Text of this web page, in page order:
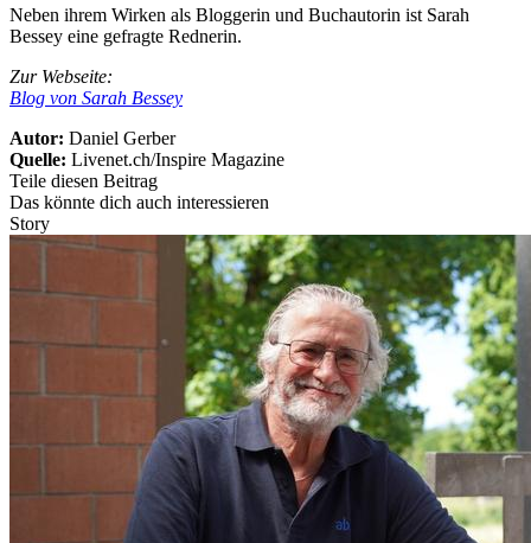
Neben ihrem Wirken als Bloggerin und Buchautorin ist Sarah
Bessey eine gefragte Rednerin.
Zur Webseite:
Blog von Sarah Bessey
Autor: Daniel Gerber
Quelle: Livenet.ch/Inspire Magazine
Teile diesen Beitrag
Das könnte dich auch interessieren
Story